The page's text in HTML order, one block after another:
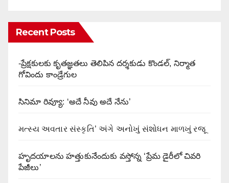
Recent Posts
-ప్రేక్షకులకు కృతజ్ఞతలు తెలిపిన దర్శకుడు కొండల్, నిర్మాత
గోవిందు కాండ్రేగుల
సినిమా రివ్యూ: ‘అదే నీవు అదే నేను’
મત્સ્ય અવતાર સંસ્કૃતિ’ અંગે અનોખું સંશોધન માળખું રજૂ
హృదయాలను హత్తుకునేందుకు వస్తోన్న ‘ప్రేమ డైరీలో చివరి
పేజీలు’